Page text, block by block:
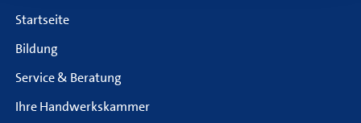
Startseite
Bildung
Service & Beratung
Ihre Handwerkskammer